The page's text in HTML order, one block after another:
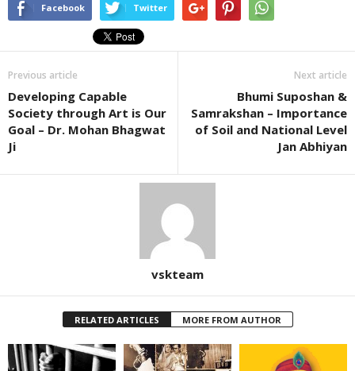
Facebook Twitter
Previous article
Developing Capable
Society through Art is Our
Goal – Dr. Mohan Bhagwat
Ji
Next article
Bhumi Suposhan &
Samrakshan – Importance
of Soil and National Level
Jan Abhiyan
vskteam
RELATED ARTICLES MORE FROM AUTHOR